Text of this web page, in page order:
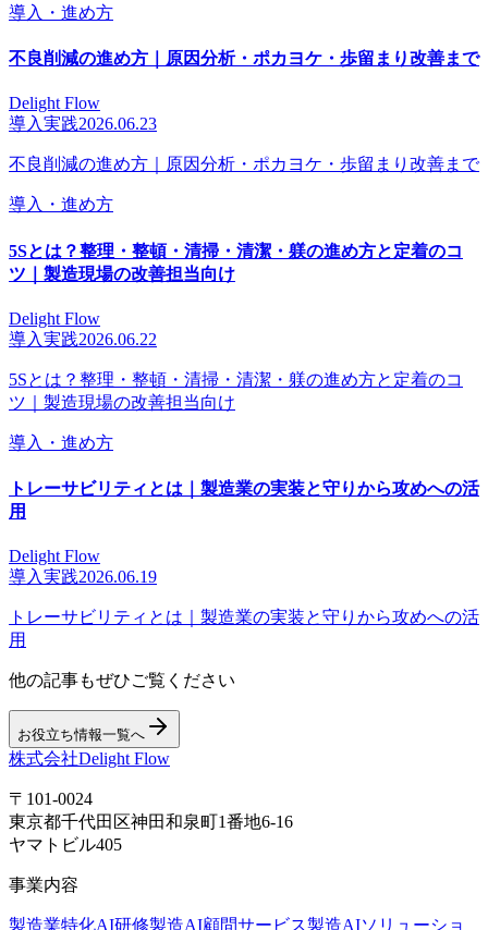
導入・進め方
不良削減の進め方｜原因分析・ポカヨケ・歩留まり改善まで
Delight Flow
導入実践2026.06.23
不良削減の進め方｜原因分析・ポカヨケ・歩留まり改善まで
導入・進め方
5Sとは？整理・整頓・清掃・清潔・躾の進め方と定着のコ
ツ｜製造現場の改善担当向け
Delight Flow
導入実践2026.06.22
5Sとは？整理・整頓・清掃・清潔・躾の進め方と定着のコ
ツ｜製造現場の改善担当向け
導入・進め方
トレーサビリティとは｜製造業の実装と守りから攻めへの活
用
Delight Flow
導入実践2026.06.19
トレーサビリティとは｜製造業の実装と守りから攻めへの活
用
他の記事もぜひご覧ください
お役立ち情報一覧へ
株式会社Delight Flow
〒101-0024
東京都千代田区神田和泉町1番地6-16
ヤマトビル405
事業内容
製造業特化AI研修製造AI顧問サービス製造AIソリューショ